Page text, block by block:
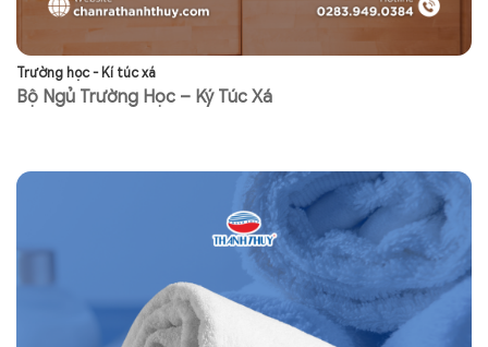
Trường học - Kí túc xá
Bộ Ngủ Trường Học – Ký Túc Xá